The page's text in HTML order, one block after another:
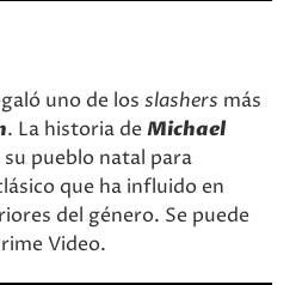
uno de los slashers más
. La historia deMichael
pueblo natal para
que ha influido en
del género. Se puede
Video​.